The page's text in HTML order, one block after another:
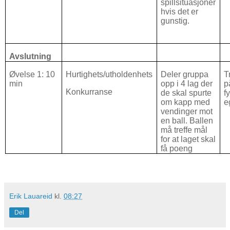
spillsituasjoner
hvis det er
gunstig.
Avslutning
Øvelse 1: 10
min
Hurtighets/utholdenhets
Konkurranse
Deler gruppa
opp i 4 lag der
de skal spurte
om kapp med
vendinger mot
en ball. Ballen
må treffe mål
for at laget skal
få poeng
Erik Lauareid kl. 08:27
Del